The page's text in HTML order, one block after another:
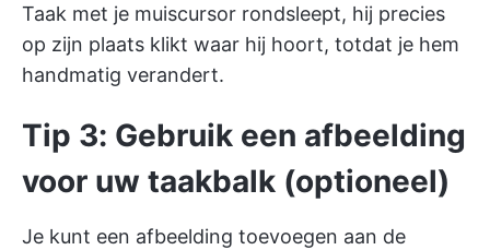
Taak met je muiscursor rondsleept, hij precies
op zijn plaats klikt waar hij hoort, totdat je hem
handmatig verandert.
Tip 3: Gebruik een afbeelding
voor uw taakbalk (optioneel)
Je kunt een afbeelding toevoegen aan de